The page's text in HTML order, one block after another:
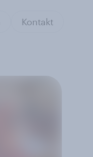
Kontakt